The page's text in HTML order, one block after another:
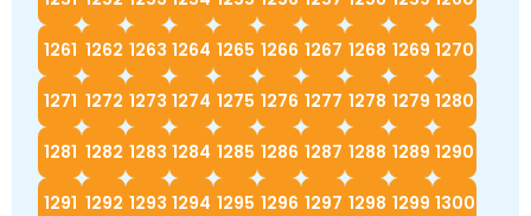
1261 1262 1263 1264 1265 1266 1267 1268 1269 1270
1271 1272 1273 1274 1275 1276 1277 1278 1279 1280
1281 1282 1283 1284 1285 1286 1287 1288 1289 1290
1291 1292 1293 1294 1295 1296 1297 1298 1299 1300